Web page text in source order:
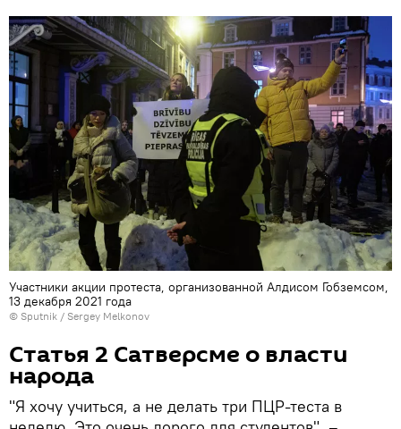
Участники акции протеста, организованной Алдисом Гобземсом,
13 декабря 2021 года
© Sputnik / Sergey Melkonov
Статья 2 Сатверсме о власти
народа
"Я хочу учиться, а не делать три ПЦР-теста в